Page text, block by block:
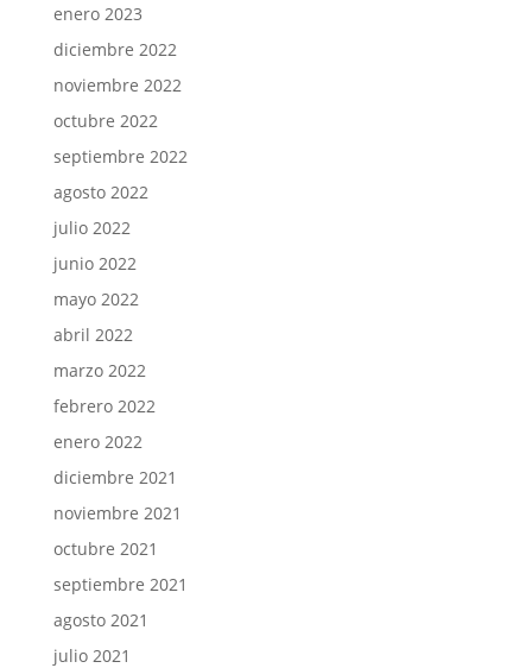
enero 2023
diciembre 2022
noviembre 2022
octubre 2022
septiembre 2022
agosto 2022
julio 2022
junio 2022
mayo 2022
abril 2022
marzo 2022
febrero 2022
enero 2022
diciembre 2021
noviembre 2021
octubre 2021
septiembre 2021
agosto 2021
julio 2021